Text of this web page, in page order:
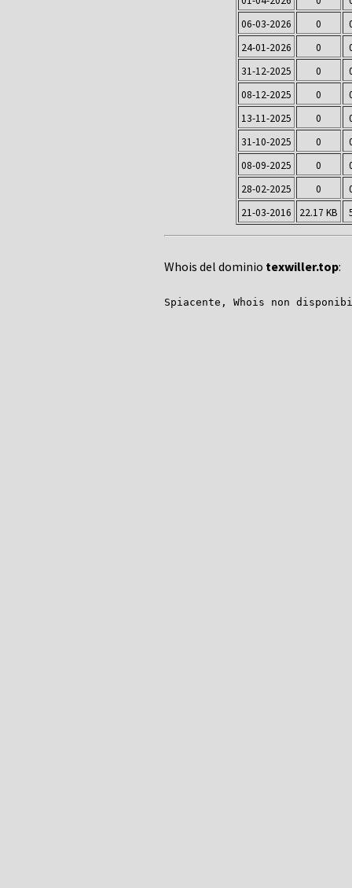
06-03-2026
0
24-01-2026
0
31-12-2025
0
08-12-2025
0
13-11-2025
0
31-10-2025
0
08-09-2025
0
28-02-2025
0
21-03-2016
22.17 KB
Whois del dominio texwiller.top:
Spiacente, Whois non